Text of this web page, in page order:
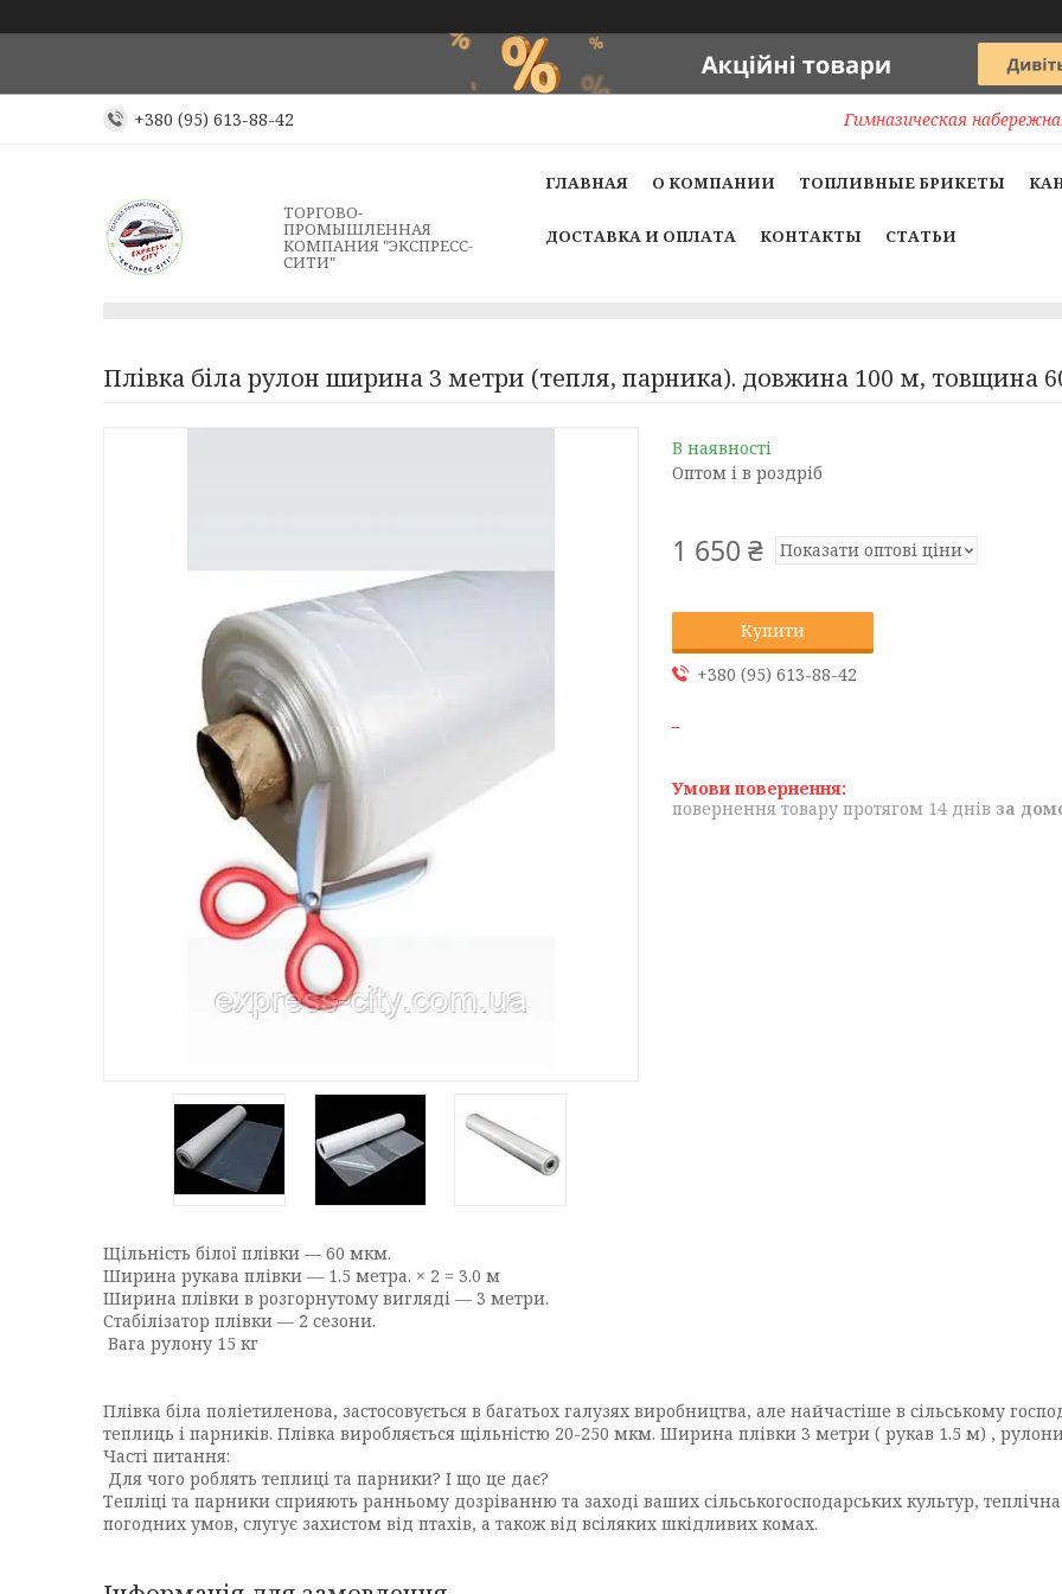
+380 (95) 613-88-42 Гимназическая
ТОРГОВО-
ПРОМЫШЛЕННАЯ
КОМПАНИЯ "ЭКСПРЕСС-
СИТИ"
ГЛАВНАЯ О КОМПАНИИ ТОПЛИВНЫЕ БРИКЕТЫ
ДОСТАВКА И ОПЛАТА КОНТАКТЫ СТАТЬИ
Плівка біла рулон ширина 3 метри (тепля, парника). довжина 100 м, товщина
В наявності
Оптом і в роздріб
1 650 ₴ Показати оптові ціни
Купити
+380 (95) 613-88-42
повернення товару протягом 14 днів за
Щільність білої плівки — 60 мкм.
Ширина рукава плівки — 1.5 метра. × 2 = 3.0 м
Ширина плівки в розгорнутому вигляді — 3 метри.
Стабілізатор плівки — 2 сезони.
Вага рулону 15 кг
Плівка біла поліетиленова, застосовується в багатьох галузях виробництва, але найчастіше в сільському
теплиць і парників. Плівка виробляється щільністю 20-250 мкм. Ширина плівки 3 метри ( рукав 1.5 м) ,
Часті питання:
Для чого роблять теплиці та парники? І що це дає?
Тепліці та парники сприяють ранньому дозріванню та заході ваших сільськогосподарських культур,
погодних умов, слугує захистом від птахів, а також від всіляких шкідливих комах.